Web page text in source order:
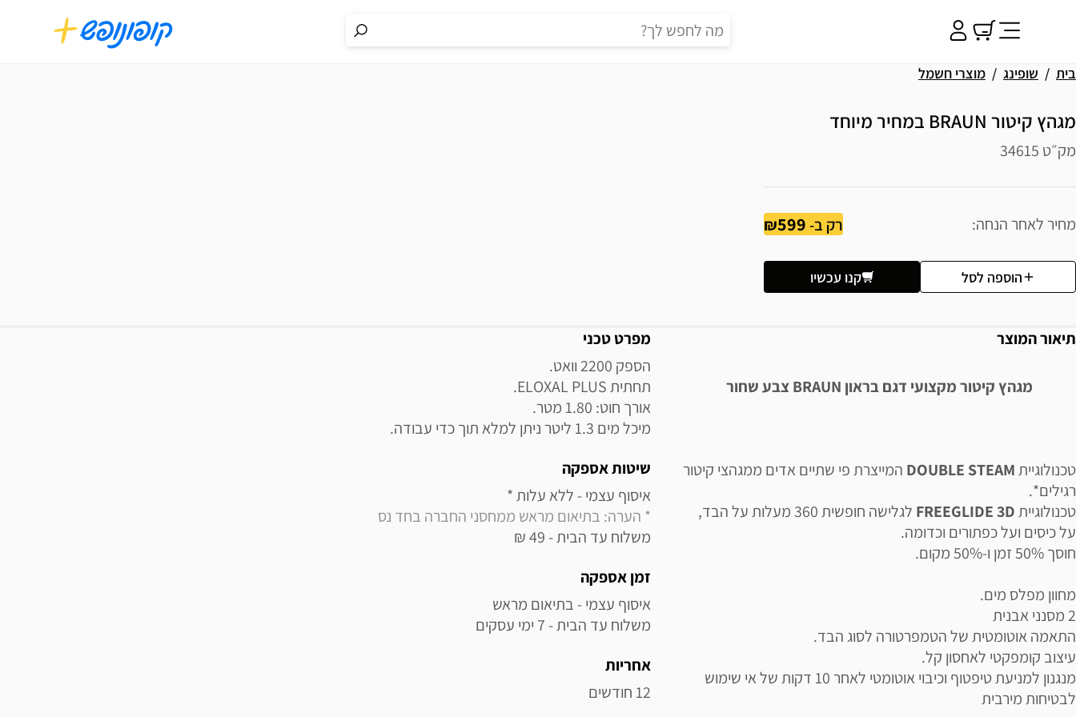
בית שופינג מוצרי חשמל
מגהץ קיטור BRAUN במחיר מיוחד
מק״ט 34615
מחיר לאחר הנחה רק ב-599
הוספה לסל קנו עכשיו
תיאור המוצר
מגהץ קיטור מקצועי דגם בראון BRAUN צבע שחור
טכנולוגייתDOUBLE STEAM המייצרת פי שתיים אדים ממגהצי קיטור
רגילים*.
טכנולוגייתFREEGLIDE 3D
לגלישה חופשית 360 מעלות על הבד,
על כיסים ועל כפתורים וכדומה.
חוסך 50% זמן ו-50% מקום.
מחוון מפלס מים.
2 מסנני אבנית
התאמה אוטומטית של הטמפרטורה לסוג הבד.
עיצוב קומפקטי לאחסון קל.
מנגנון למניעת טיפטוף וכיבוי אוטומטי לאחר 10 דקות של אי שימוש
לבטיחות מירבית
מידע נוסף
מפרט טכני
מיכל מים 1.3 ליטר ניתן למלא תוך כדי עבודה.
שיטות אספקה
איסוף עצמי - ללא עלות *
* הערה: בתיאום מראש ממחסני החברה בחד נס
משלוח עד הבית - 49 ₪
זמן אספקה
משלוח עד הבית - 7 ימי עסקים
אחריות
12 חודשים